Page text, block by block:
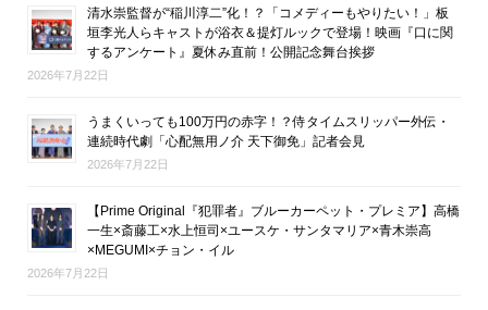
清水崇監督が“稲川淳二”化！？「コメディーもやりたい！」板
垣李光人らキャストが浴衣＆提灯ルックで登場！映画『口に関
するアンケート』夏休み直前！公開記念舞台挨拶
2026年7月22日
うまくいっても100万円の赤字！？侍タイムスリッパー外伝・
連続時代劇「心配無用ノ介 天下御免」記者会見
2026年7月22日
【Prime Original『犯罪者』ブルーカーペット・プレミア】高橋
一生×斎藤工×水上恒司×ユースケ・サンタマリア×青木崇高
×MEGUMI×チョン・イル
2026年7月22日